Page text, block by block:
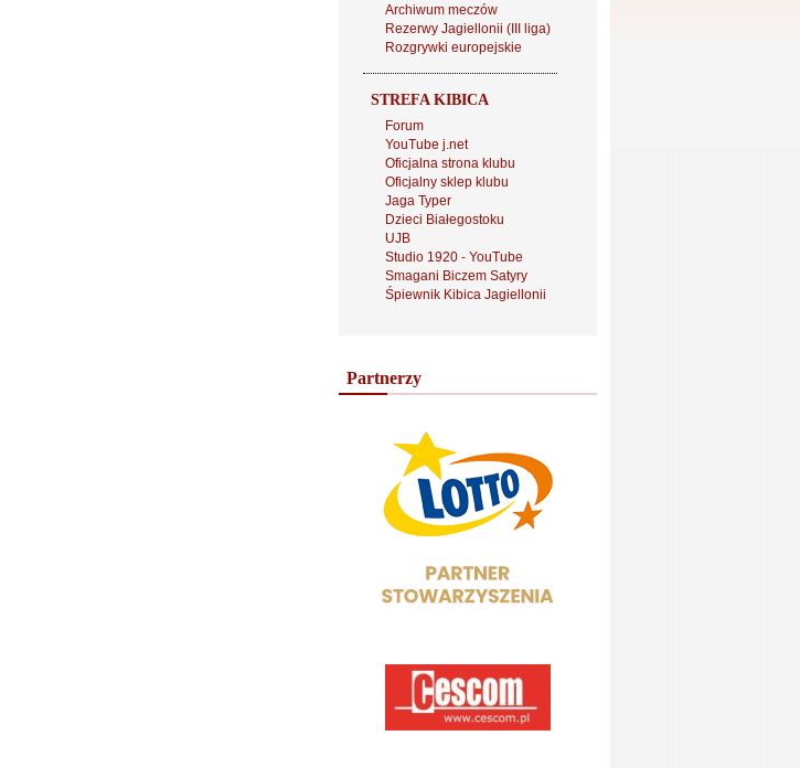
Archiwum meczów
Rezerwy Jagiellonii (III liga)
Rozgrywki europejskie
STREFA KIBICA
Forum
YouTube j.net
Oficjalna strona klubu
Oficjalny sklep klubu
Jaga Typer
Dzieci Białegostoku
UJB
Studio 1920 - YouTube
Smagani Biczem Satyry
Śpiewnik Kibica Jagiellonii
Partnerzy